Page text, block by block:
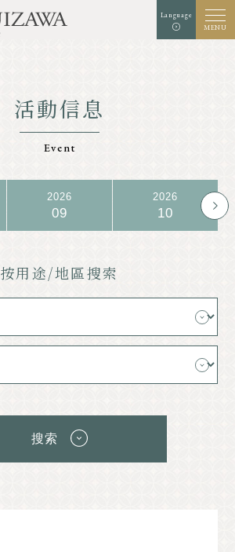
Language
MENU
的
字體大小
宣傳冊清單
活動信息
Event
2026
09
2026
10
按用途/地區搜索
搜索